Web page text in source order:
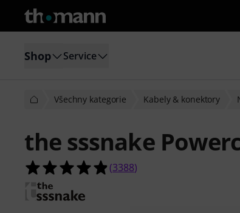
Shop Service
Všechny kategorie Kabely & konektory
the sssnake
4.9 z 5 hvězdiček z
(3388)